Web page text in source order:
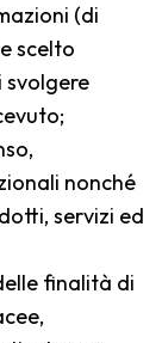
(di
scelto
svolgere
nonché
servizi ed
finalità di